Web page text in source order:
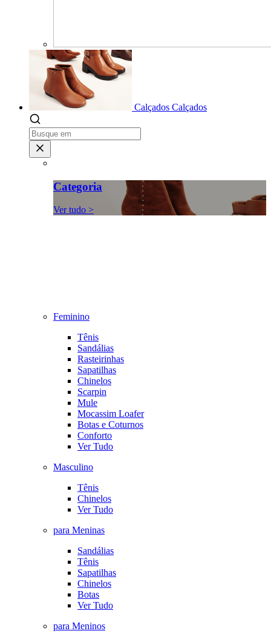
Calçados Calçados
Categoria
Ver tudo >
Feminino
Tênis
Sandálias
Rasteirinhas
Sapatilhas
Chinelos
Scarpin
Mule
Mocassim Loafer
Botas e Coturnos
Conforto
Ver Tudo
Masculino
Tênis
Chinelos
Ver Tudo
para Meninas
Sandálias
Tênis
Sapatilhas
Chinelos
Botas
Ver Tudo
para Meninos